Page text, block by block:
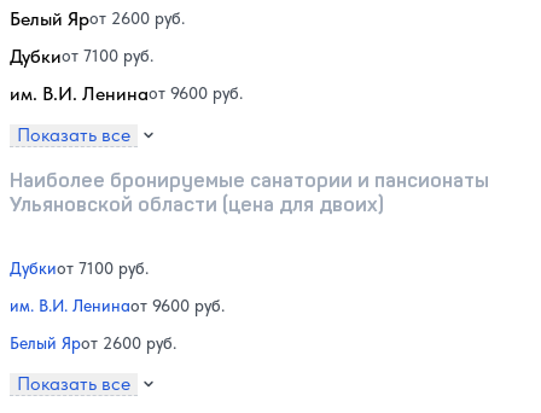
Белый Ярот 2600 руб.
Дубкиот 7100 руб.
им. В.И. Ленинаот 9600 руб.
Показать все
Наиболее бронируемые санатории и пансионаты
Ульяновской области (цена для двоих)
Дубкиот 7100 руб.
им. В.И. Ленинаот 9600 руб.
Белый Ярот 2600 руб.
Показать все